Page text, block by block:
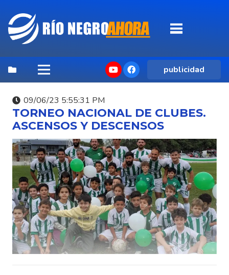
publicidad
09/06/23 5:55:31 PM
TORNEO NACIONAL DE CLUBES.
ASCENSOS Y DESCENSOS